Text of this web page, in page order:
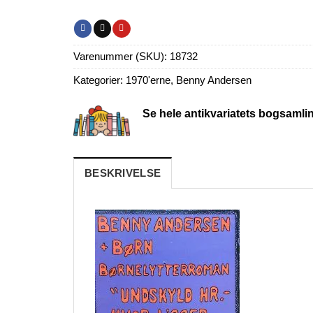
Varenummer (SKU): 18732
Kategorier: 1970'erne, Benny Andersen
Se hele antikvariatets
BESKRIVELSE